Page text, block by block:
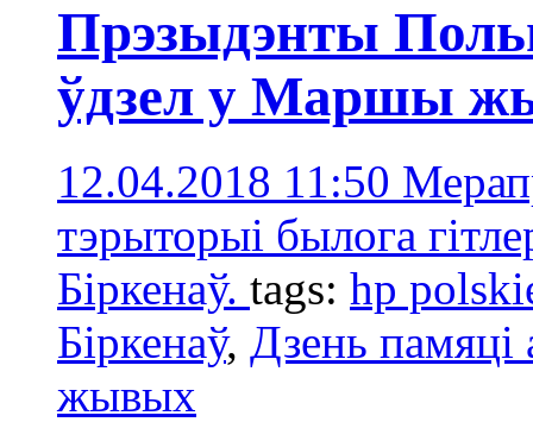
Прэзыдэнты
ўдзел у Маршы
12.04.2018 11:50
тэрыторыі былога
Біркенаў. tags: hp
Біркенаў, Дзень памяці
жывых